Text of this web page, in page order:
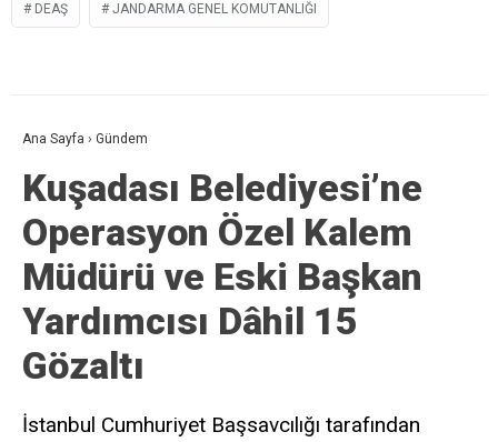
DEAŞ JANDARMA GENEL KOMUTANLIĞI
Ana Sayfa › Gündem
Kuşadası Belediyesi’ne
Operasyon Özel Kalem
Müdürü ve Eski Başkan
Yardımcısı Dâhil 15
Gözaltı
İstanbul Cumhuriyet Başsavcılığı tarafından